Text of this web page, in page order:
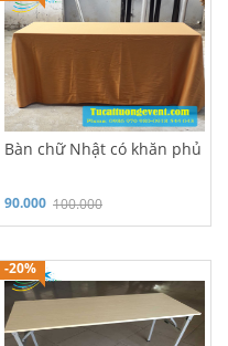
Bàn chữ Nhật có khăn phủ
100.000
90.000
Hỗ trợ 24/7: 0986 970 980
-20%